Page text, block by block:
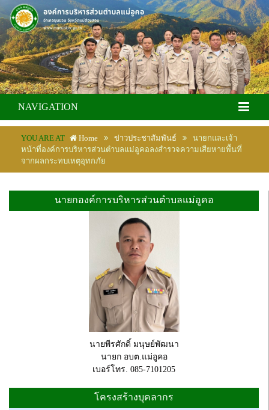
NAVIGATION
YOU ARE AT Home ข่าวประชาสัมพันธ์
นายกและเจ้า
หน้าที่องค์การบริหารส่วนตำบลแม่อูคอลงสำรวจความเสียหายพื้นที่
จากผลกระทบเหตุอุทกภัย
นายกองค์การบริหารส่วนตำบลแม่อูคอ
นายพีรศักดิ์ มนุษย์พัฒนา
นายก อบต.แม่อูคอ
เบอร์โทร. 085-7101205
โครงสร้างบุคลากร